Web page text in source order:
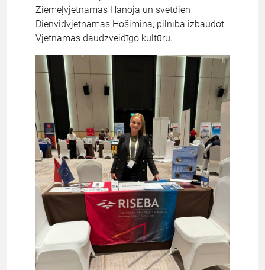
Ziemeļvjetnamas Hanojā un svētdien
Dienvidvjetnamas Hošiminā, pilnībā izbaudot
Vjetnamas daudzveidīgo kultūru.